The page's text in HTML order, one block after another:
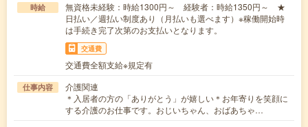
時給
無資格未経験：時給1300円～ 経験者：時給1350円～ ★
日払い／週払い制度あり（月払いも選べます）※稼働開始時
は手続き完了次第のお支払いとなります。
交通費
交通費全額支給※規定有
仕事内容
介護関連
＊入居者の方の「ありがとう」が嬉しい＊お年寄りを笑顔に
する介護のお仕事です。おじいちゃん、おばあちゃ…